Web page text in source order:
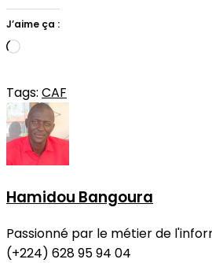
J’aime ça :
Chargement…
Tags: CAF
Hamidou Bangoura
Passionné par le métier de
(+224) 628 95 94 04